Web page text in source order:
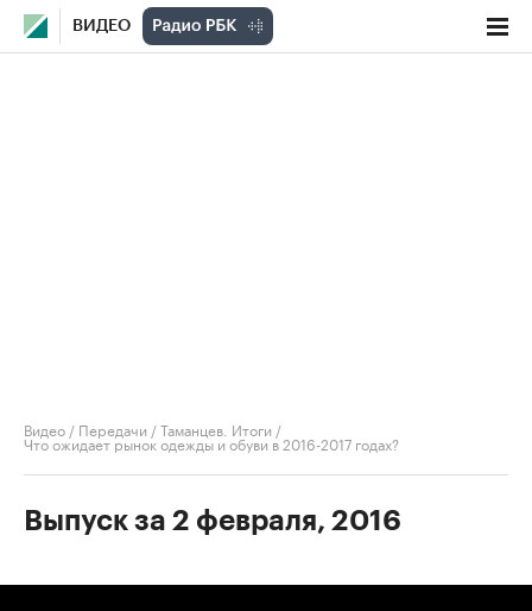
ВИДЕО
Видео / Передачи /Таманцев. Итоги /
Что ожидает рынок одежды и обуви в 2016-2017 годах?
Выпуск за 2 февраля, 2016